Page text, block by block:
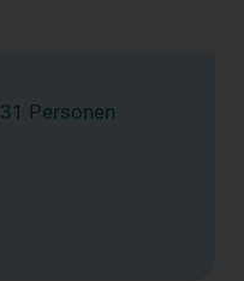
31 Personen